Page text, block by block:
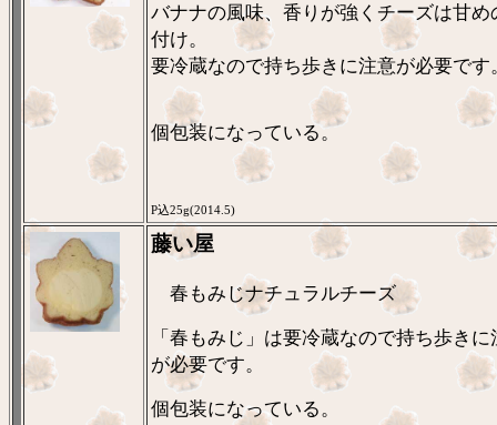
バナナの風味、香りが強くチーズは甘め
付け。
要冷蔵なので持ち歩きに注意が必要です
個包装になっている。
P込25g(2014.5)
藤い屋
春もみじナチュラルチーズ
「春もみじ」は要冷蔵なので持ち歩きに
が必要です。
個包装になっている。